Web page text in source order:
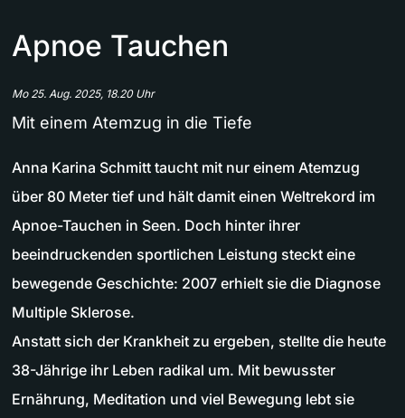
Apnoe Tauchen
Mo 25. Aug. 2025, 18.20 Uhr
Mit einem Atemzug in die Tiefe
Anna Karina Schmitt taucht mit nur einem Atemzug
über 80 Meter tief und hält damit einen Weltrekord im
Apnoe-Tauchen in Seen. Doch hinter ihrer
beeindruckenden sportlichen Leistung steckt eine
bewegende Geschichte: 2007 erhielt sie die Diagnose
Multiple Sklerose.
Anstatt sich der Krankheit zu ergeben, stellte die heute
38-Jährige ihr Leben radikal um. Mit bewusster
Ernährung, Meditation und viel Bewegung lebt sie